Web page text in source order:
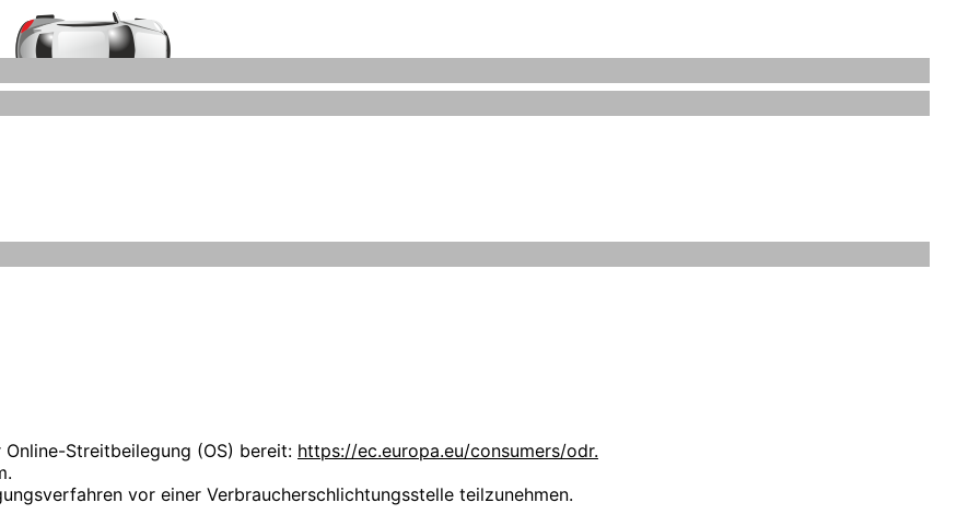
Auto-Ankauf-Zeitz.de
können Marken- oder Warenzeichen im Besitze ihrer rechtlichen Eigentümer sein. Die Rechte aller
ausschließlich bei deren Besitzern.
Daten zu informieren.
Streitbeilegung (OS) bereit: https://ec.europa.eu/consumers/odr.
vor einer Verbraucherschlichtungsstelle teilzunehmen.